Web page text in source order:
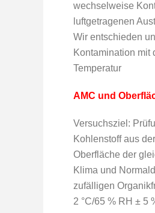
wechselweise
luftgetragenen
Wir entschieden
Kontamination mit
Temperatur
AMC und
Versuchsziel:
Kohlenstoff aus
Oberfläche der
Klima und
zufälligen
2 °C/65 % RH ± 5